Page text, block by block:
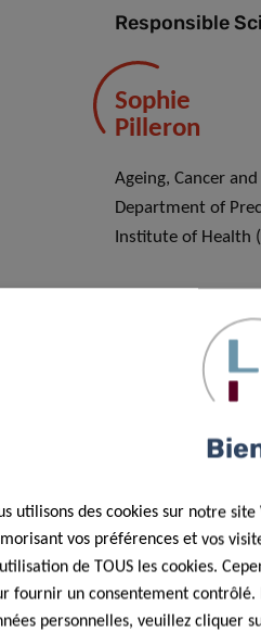
Responsible
Sophie
Pilleron
Ageing, Cancer
Department of
Institute of Health
données : traitement des
utilisons des cookies sur notre
vos préférences et vos
de TOUS les cookies.
fournir un consentement
personnelles, veuillez cliquer